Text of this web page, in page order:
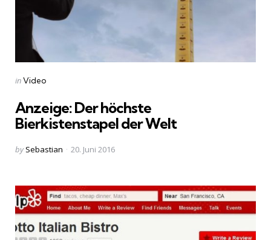
Categories
Posted
inVideo
Anzeige: Der höchste
Bierkistenstapel der Welt
Posted
by Sebastian 20. Juni 2016